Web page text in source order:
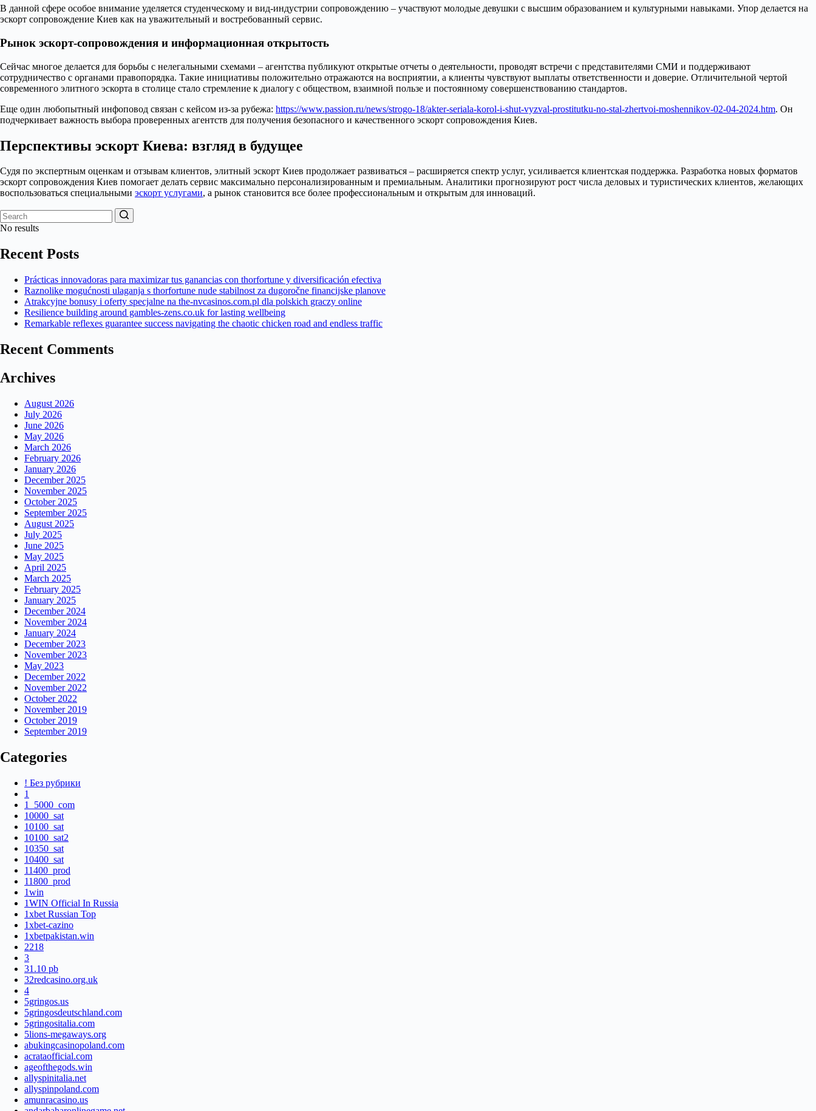
В данной сфере особое внимание уделяется студенческому и вид-индустрии сопровождению – участвуют молодые девушки с высшим образованием и культурными навыками. Упор делается на
эскорт сопровождение Киев как на уважительный и востребованный сервис.
Рынок эскорт-сопровождения и информационная открытость
Сейчас многое делается для борьбы с нелегальными схемами – агентства публикуют открытые отчеты о деятельности, проводят встречи с представителями СМИ и поддерживают
сотрудничество с органами правопорядка. Такие инициативы положительно отражаются на восприятии, а клиенты чувствуют выплаты ответственности и доверие. Отличительной чертой
современного элитного эскорта в столице стало стремление к диалогу с обществом, взаимной пользе и постоянному совершенствованию стандартов.
Еще один любопытный инфоповод связан с кейсом из-за рубежа: https://www.passion.ru/news/strogo-18/akter-seriala-korol-i-shut-vyzval-prostitutku-no-stal-zhertvoi-moshennikov-02-04-2024.htm. Он
подчеркивает важность выбора проверенных агентств для получения безопасного и качественного эскорт сопровождения Киев.
Перспективы эскорт Киева: взгляд в будущее
Судя по экспертным оценкам и отзывам клиентов, элитный эскорт Киев продолжает развиваться – расширяется спектр услуг, усиливается клиентская поддержка. Разработка новых форматов
эскорт сопровождения Киев помогает делать сервис максимально персонализированным и премиальным. Аналитики прогнозируют рост числа деловых и туристических клиентов, желающих
воспользоваться специальными эскорт услугами, а рынок становится все более профессиональным и открытым для инноваций.
No results
Recent Posts
Prácticas innovadoras para maximizar tus ganancias con thorfortune y diversificación efectiva
Raznolike mogućnosti ulaganja s thorfortune nude stabilnost za dugoročne financijske planove
Atrakcyjne bonusy i oferty specjalne na the-nvcasinos.com.pl dla polskich graczy online
Resilience building around gambles-zens.co.uk for lasting wellbeing
Remarkable reflexes guarantee success navigating the chaotic chicken road and endless traffic
Recent Comments
Archives
August 2026
July 2026
June 2026
May 2026
March 2026
February 2026
January 2026
December 2025
November 2025
October 2025
September 2025
August 2025
July 2025
June 2025
May 2025
April 2025
March 2025
February 2025
January 2025
December 2024
November 2024
January 2024
December 2023
November 2023
May 2023
December 2022
November 2022
October 2022
November 2019
October 2019
September 2019
Categories
! Без рубрики
1
1_5000_com
10000_sat
10100_sat
10100_sat2
10350_sat
10400_sat
11400_prod
11800_prod
1win
1WIN Official In Russia
1xbet Russian Top
1xbet-cazino
1xbetpakistan.win
2218
3
31.10 pb
32redcasino.org.uk
4
5gringos.us
5gringosdeutschland.com
5gringositalia.com
5lions-megaways.org
abukingcasinopoland.com
acrataofficial.com
ageofthegods.win
allyspinitalia.net
allyspinpoland.com
amunracasino.us